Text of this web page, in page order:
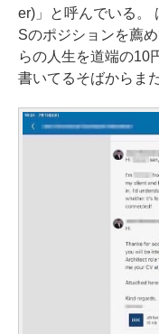
er)」と呼んでいる。
Sのポジションを薦
らの人生を道端の10
書いてるそばからま